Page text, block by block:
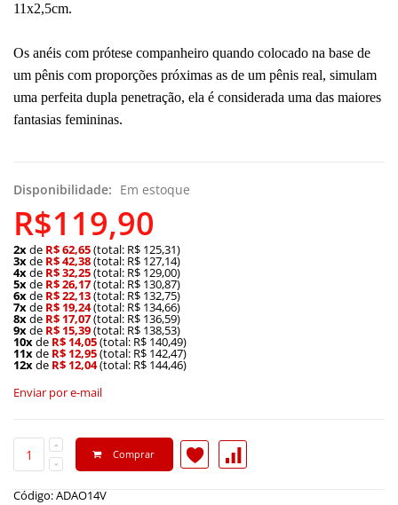
11x2,5cm.
Os anéis com prótese companheiro quando colocado na base de
um pênis com proporções próximas as de um pênis real, simulam
uma perfeita dupla penetração, ela é considerada uma das maiores
fantasias femininas.
Disponibilidade: Em estoque
R$119,90
2xde R$ 62,65(total: R$ 125,31)
3xde R$ 42,38(total: R$ 127,14)
4xde R$ 32,25(total: R$ 129,00)
5xde R$ 26,17(total: R$ 130,87)
6xde R$ 22,13(total: R$ 132,75)
7xde R$ 19,24(total: R$ 134,66)
8xde R$ 17,07(total: R$ 136,59)
9xde R$ 15,39(total: R$ 138,53)
10xde R$ 14,05(total: R$ 140,49)
11xde R$ 12,95(total: R$ 142,47)
12xde R$ 12,04(total: R$ 144,46)
Enviar por e-mail
Comprar
Código: ADAO14V